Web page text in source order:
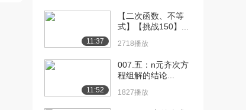
[15] 09-第一章-关于积分
问题（一）（...
问题（三）（...
11:37
【二次函数、不等
式】【挑战150】...
2718播放
11:52
007.五：n元齐次方
程组解的结论...
1827播放